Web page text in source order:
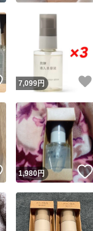
いいね！
7,099円
いいね！
1,980円